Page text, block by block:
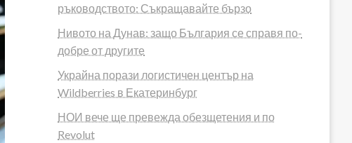
ръководството: Съкращавайте бързо
Нивото на Дунав: защо България се справя по-
добре от другите
Украйна порази логистичен център на
Wildberries в Екатеринбург
НОИ вече ще превежда обезщетения и по
Revolut